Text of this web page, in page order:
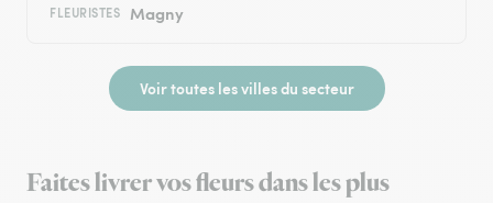
FLEURISTES Magny
Voir toutes les villes du secteur
Faites livrer vos fleurs dans les plus